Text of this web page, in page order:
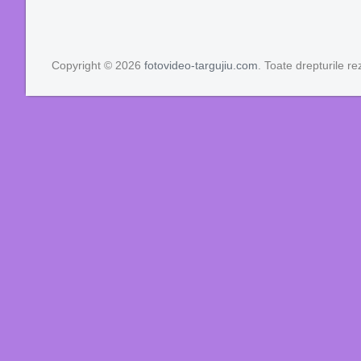
Copyright © 2026 fotovideo-targujiu.com . Toate drepturile